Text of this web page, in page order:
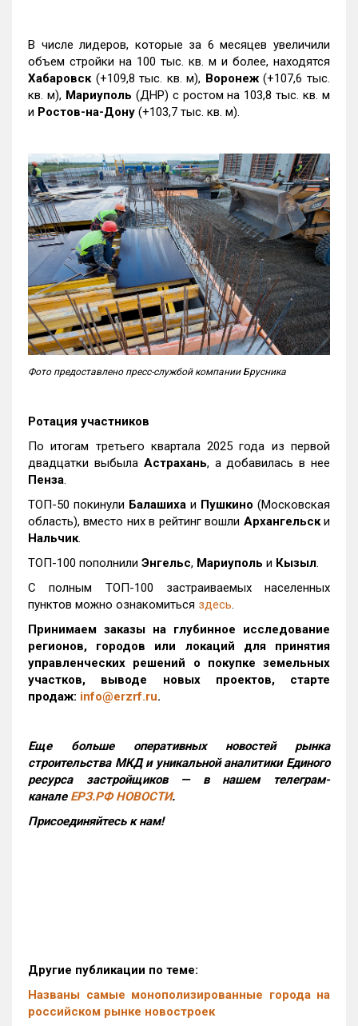
В числе лидеров, которые за 6 месяцев увеличили
объем стройки на 100 тыс. кв. м и более, находятся
Хабаровск (+109,8 тыс. кв. м), Воронеж(+107,6 тыс.
кв. м), Мариуполь (ДНР) с ростом на 103,8 тыс. кв. м
и Ростов-на-Дону (+103,7 тыс. кв. м).
Фото предоставлено пресс-службой компании Брусника
Ротация участников
По итогам третьего квартала 2025 года из первой
двадцатки выбыла Астрахань, а добавилась в нее
Пенза.
ТОП-50 покинули Балашиха и Пушкино (Московская
область), вместо них в рейтинг вошли Архангельски
Нальчик.
ТОП-100 пополнили Энгельс, Мариуполь и Кызыл.
С полным ТОП-100 застраиваемых населенных
пунктов можно ознакомиться здесь.
Принимаем заказы на глубинное исследование
регионов, городов или локаций для принятия
управленческих решений о покупке земельных
участков, выводе новых проектов, старте
продаж: info@erzrf.ru.
Еще больше оперативных новостей рынка
строительства МКД и уникальной аналитики Единого
ресурса застройщиков — в нашем телеграм-
канале ЕРЗ.РФ НОВОСТИ.
Присоединяйтесь к нам!
Другие публикации по теме:
Названы самые монополизированные города на
российском рынке новостроек